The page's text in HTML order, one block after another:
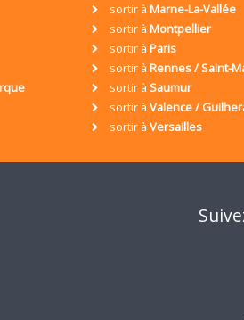
sortir à Marne-La-Vallée
sortir à Montpellier
sortir à Paris
sortir à Rennes / Saint-
sortir à Saumur
sortir à Valence /
sortir à Versailles